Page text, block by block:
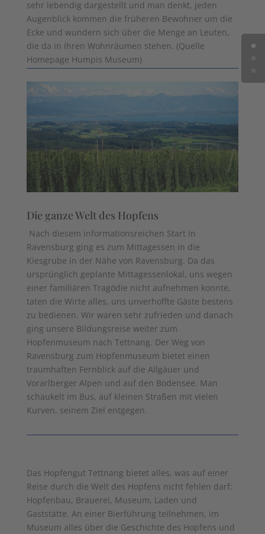
sehr lebendig dargestellt und man denkt, jeden
Augenblick kommen die früheren Bewohner um die
Ecke und wundern sich über die Menge an Leuten,
die da in ihren Wohnräumen stehen. (Quelle
Homepage Humpis Museum)
Die ganze Welt des Hopfens
Nach diesem informationsreichen Start in
Ravensburg ging es zum Mittagessen in die
Kiesgrube in der Nähe von Ravensburg. Da das
ursprünglich geplante Mittagessenlokal, uns wegen
einer familiären Tragödie nicht aufnehmen konnte,
taten die Wirte alles, uns unverhoffte Gäste bestens
zu bedienen. Wir waren sehr zufrieden und danach
ging unsere Bildungsreise weiter zum
Hopfenmuseum nach Tettnang. Der Weg von
Ravensburg zum Hopfenmuseum bietet einen
traumhaften Fernblick auf die Allgäuer und
Vorarlberger Alpen und auf den Bodensee. Man
schaukelt im Bus, auf kleinen Straßen mit vielen
Kurven, seinem Ziel entgegen.
Das Hopfengut Tettnang bietet alles, was auf einer
Reise durch die Welt des Hopfens nicht fehlen darf:
Hopfenbau, Brauerei, Museum, Laden und
Gaststätte. An einer Bierführung teilnehmen, im
Museum alles über die Geschichte des Hopfens und